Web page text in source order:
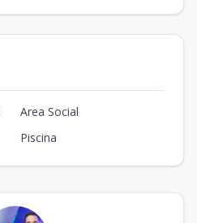
Area Social
Piscina